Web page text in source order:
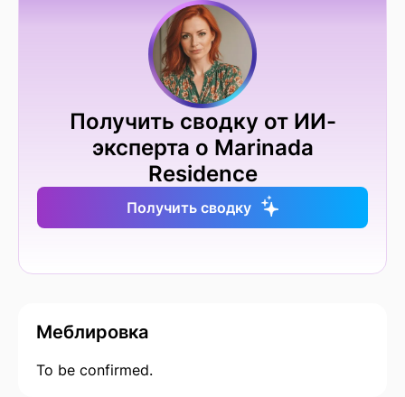
Получить сводку от ИИ-
эксперта о Marinada
Residence
Получить сводку
Меблировка
To be confirmed.